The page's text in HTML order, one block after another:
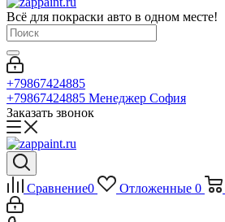
Всё для покраски авто в одном месте!
+79867424885
+79867424885 Менеджер София
Заказать звонок
Сравнение0 Отложенные 0